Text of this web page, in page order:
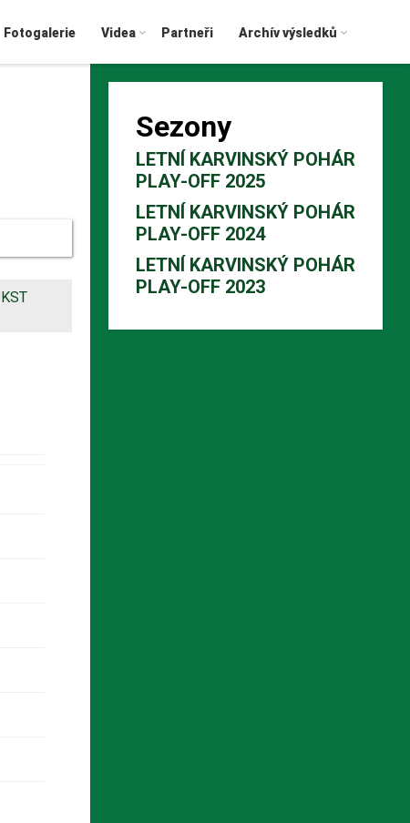
Fotogalerie Videa Partneři Archív výsledků
KST
Sezony
LETNÍ KARVINSKÝ POHÁR
PLAY-OFF 2025
LETNÍ KARVINSKÝ POHÁR
PLAY-OFF 2024
LETNÍ KARVINSKÝ POHÁR
PLAY-OFF 2023